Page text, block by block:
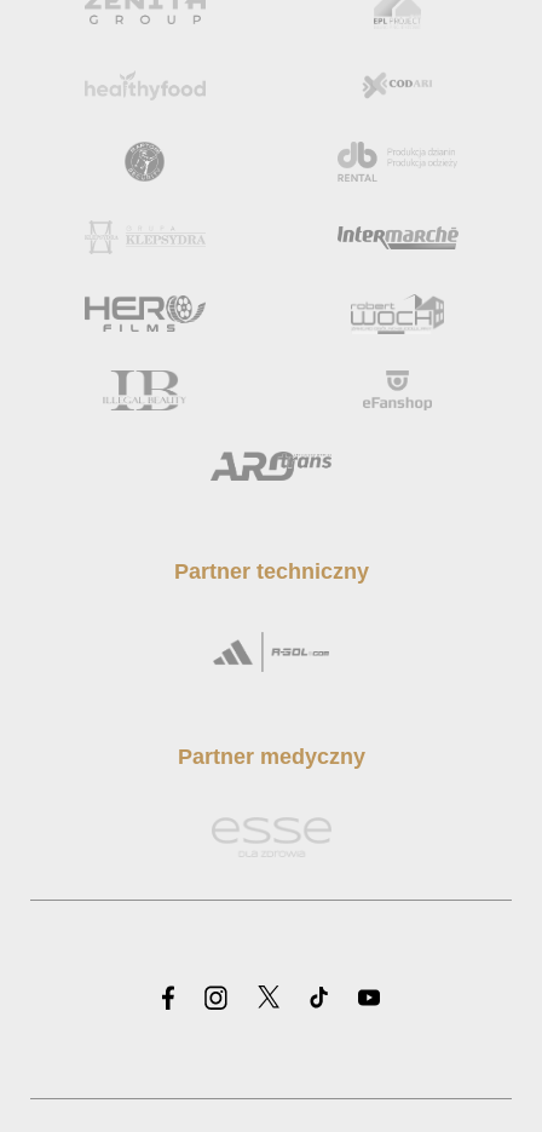
Partner techniczny
Partner medyczny